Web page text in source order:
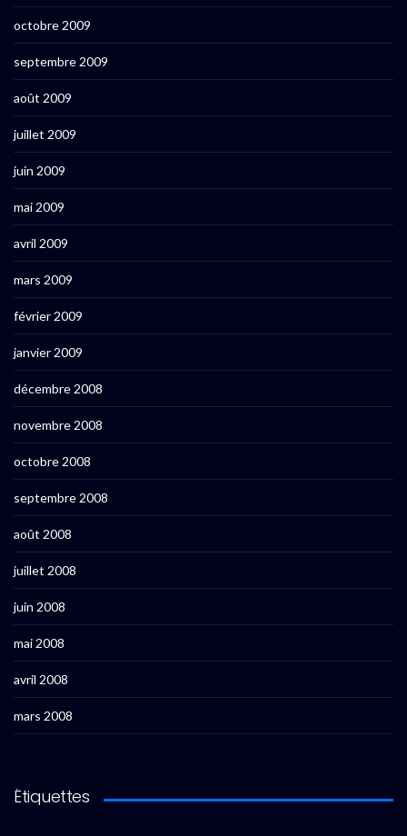
octobre 2009
septembre 2009
août 2009
juillet 2009
juin 2009
mai 2009
avril 2009
mars 2009
février 2009
janvier 2009
décembre 2008
novembre 2008
octobre 2008
septembre 2008
août 2008
juillet 2008
juin 2008
mai 2008
avril 2008
mars 2008
Étiquettes